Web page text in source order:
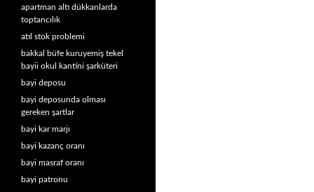
apartman altı dükkanlarda
toptancılık
atıl stok problemi
bakkal büfe kuruyemiş tekel
bayii okul kantini şarküteri
bayi deposu
bayi deposunda olması
gereken şartlar
bayi kar marjı
bayi kazanç oranı
bayi masraf oranı
bayi patronu